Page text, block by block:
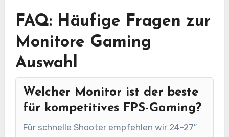
FAQ: Häufige Fragen zur
Monitore Gaming
Auswahl
Welcher Monitor ist der beste
für kompetitives FPS-Gaming?
Für schnelle Shooter empfehlen wir 24–27″